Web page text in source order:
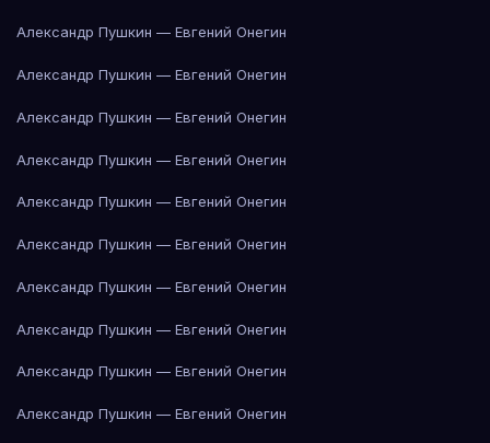
Александр Пушкин — Евгений Онегин
Александр Пушкин — Евгений Онегин
Александр Пушкин — Евгений Онегин
Александр Пушкин — Евгений Онегин
Александр Пушкин — Евгений Онегин
Александр Пушкин — Евгений Онегин
Александр Пушкин — Евгений Онегин
Александр Пушкин — Евгений Онегин
Александр Пушкин — Евгений Онегин
Александр Пушкин — Евгений Онегин